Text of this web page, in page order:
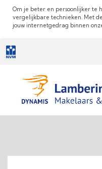
Om je beter en persoonlijker te
vergelijkbare technieken. Met
jouw internetgedrag binnen